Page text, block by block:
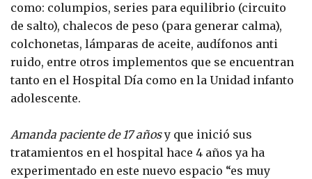
como: columpios, series para equilibrio (circuito
de salto), chalecos de peso (para generar calma),
colchonetas, lámparas de aceite, audífonos anti
ruido, entre otros implementos que se encuentran
tanto en el Hospital Día como en la Unidad infanto
adolescente.
Amanda paciente de 17 añosy que inició sus
tratamientos en el hospital hace 4 años ya ha
experimentado en este nuevo espacio “es muy